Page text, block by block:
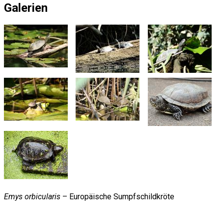
Galerien
Emys orbicularis – Europäische Sumpfschildkröte